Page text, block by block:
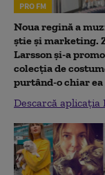
PRO FM
Noua regină a
știe și marketing.
Larsson și-a
colecția de
purtând-o chiar ea
Descarcă aplicația